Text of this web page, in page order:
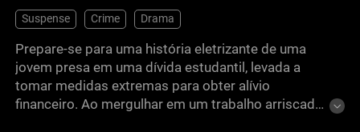
Suspense Crime Drama
Prepare-se para uma história eletrizante de uma
jovem presa em uma dívida estudantil, levada a
tomar medidas extremas para obter alívio
financeiro. Ao mergulhar em um trabalho arriscado,